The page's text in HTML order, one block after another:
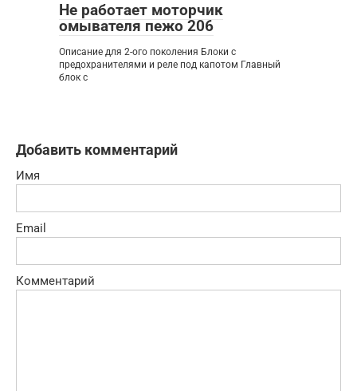
Не работает моторчик
омывателя пежо 206
Описание для 2-ого поколения Блоки с
предохранителями и реле под капотом Главный
блок с
Добавить комментарий
Имя
Email
Комментарий